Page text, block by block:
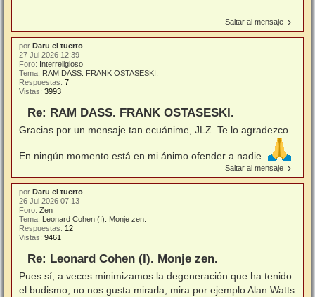
Saltar al mensaje
por Daru el tuerto
27 Jul 2026 12:39
Foro: Interreligioso
Tema: RAM DASS. FRANK OSTASESKI.
Respuestas: 7
Vistas: 3993
Re: RAM DASS. FRANK OSTASESKI.
Gracias por un mensaje tan ecuánime, JLZ. Te lo agradezco.
En ningún momento está en mi ánimo ofender a nadie.
Saltar al mensaje
por Daru el tuerto
26 Jul 2026 07:13
Foro: Zen
Tema: Leonard Cohen (I). Monje zen.
Respuestas: 12
Vistas: 9461
Re: Leonard Cohen (I). Monje zen.
Pues sí, a veces minimizamos la degeneración que ha tenido
el budismo, no nos gusta mirarla, mira por ejemplo Alan Watts